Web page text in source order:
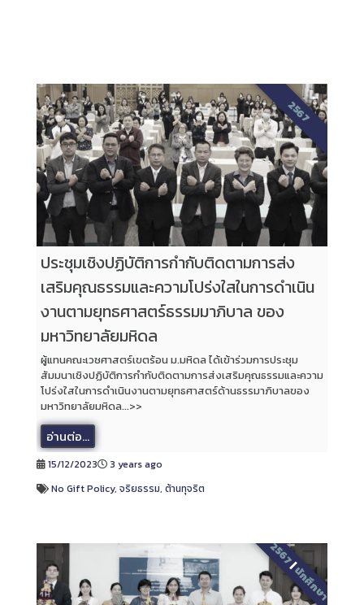
ประชุมเชิงปฏิบัติการกำกับติดตามการส่ง
เสริมคุณธรรมและความโปร่งใสในการดำเนิน
งานตามยุทธศาสตร์ธรรมมาภิบาล ของ
มหาวิทยาลัยมหิดล
ผู้แทนคณะเวชศาสตร์เขตร้อน ม.มหิดล ได้เข้าร่วมการประชุม
สัมมนาเชิงปฏิบัติการกำกับติดตามการส่งเสริมคุณธรรมและความ
โปร่งใสในการดำเนินงานตามยุทธศาสตร์ด้านธรรมาภิบาลของ
มหาวิทยาลัยมหิดล...>>
อ่านต่อ...
2567
15/12/2023
3 years ago
No Gift Policy, จริยธรรม, ต้านทุจริต
2567
|
นักศึกษา